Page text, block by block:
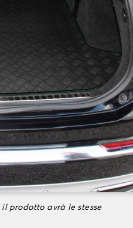
prodotto avrà le stesse